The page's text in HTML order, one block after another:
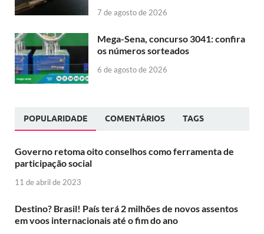
7 de agosto de 2026
Mega-Sena, concurso 3041: confira
os números sorteados
6 de agosto de 2026
POPULARIDADE COMENTÁRIOS TAGS
Governo retoma oito conselhos como ferramenta de
participação social
11 de abril de 2023
Destino? Brasil! País terá 2 milhões de novos assentos
em voos internacionais até o fim do ano